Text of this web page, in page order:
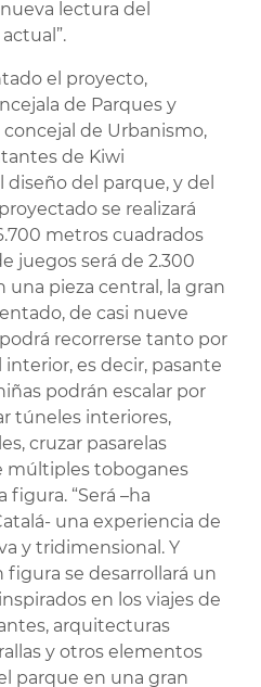
lectura del
el proyecto,
de Parques y
concejal de Urbanismo,
de Kiwi
del parque, y del
se realizará
metros cuadrados
juegos será de 2.300
una pieza central, la gran
de casi nueve
recorrerse tanto por
es decir, pasante
podrán escalar por
túneles interiores,
cruzar pasarelas
múltiples toboganes
“Será –ha
una experiencia de
y tridimensional. Y
figura se desarrollará un
en los viajes de
arquitecturas
y otros elementos
parque en una gran